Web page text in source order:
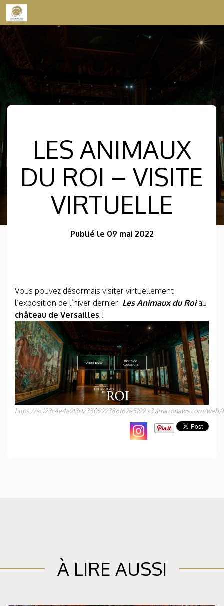
Skip to content
LES ANIMAUX
DU ROI – VISITE
VIRTUELLE
Publié le 09 mai 2022
Vous pouvez désormais visiter virtuellement
l’exposition de l’hiver dernier Les Animaux du Roiau
château de Versailles !
https://sc123c4e4e913r1z350999386162e5199.s3.amazonaws.com/
À LIRE AUSSI